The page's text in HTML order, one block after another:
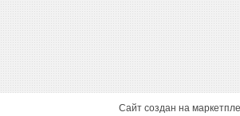
Сайт создан на